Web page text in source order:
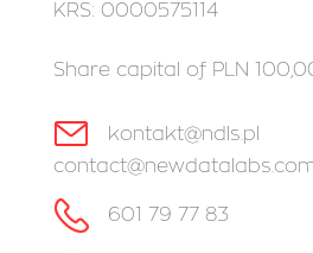
KRS: 0000575114
Share capital of PLN
kontakt@ndls.pl
601 79 77 83